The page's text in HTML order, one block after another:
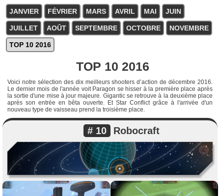
JANVIER FÉVRIER MARS AVRIL MAI JUIN
JUILLET AOÛT SEPTEMBRE OCTOBRE NOVEMBRE
TOP 10 2016
TOP 10 2016
Voici notre sélection des dix meilleurs shooters d’action de décembre 2016.
Le dernier mois de l'année voit Paragon se hisser à la première place après
la sortie d'une mise à jour majeure. Gigantic se retrouve à la deuxième place
après son entrée en bêta ouverte. Et Star Conflict grâce à l'arrivée d'un
nouveau type de vaisseau prend la troisième place.
# 10 Robocraft